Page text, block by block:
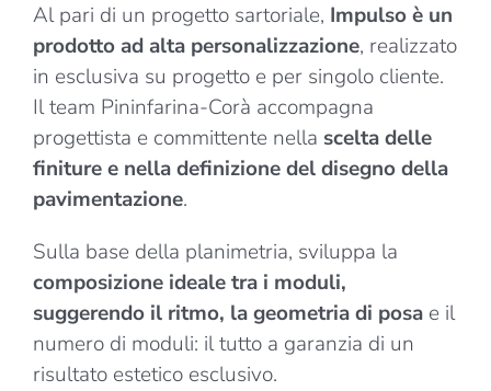
Al pari di un progetto sartoriale, Impulso è un
prodotto ad alta personalizzazione, realizzato
in esclusiva su progetto e per singolo cliente.
Il team Pininfarina-Corà accompagna
progettista e committente nella scelta delle
finiture e nella definizione del disegno della
pavimentazione.
Sulla base della planimetria, sviluppa la
composizione ideale tra i moduli,
suggerendo il ritmo, la geometria di posae il
numero di moduli: il tutto a garanzia di un
risultato estetico esclusivo.